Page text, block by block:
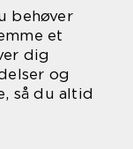
behøver
et
dig
og
så du altid